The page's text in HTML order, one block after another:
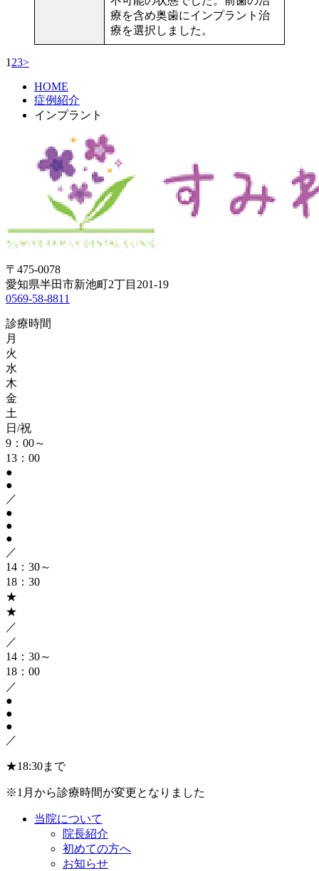
療を含め奥歯にインプラント治
療を選択しました。
1 23>
HOME
症例紹介
インプラント
〒475-0078
愛知県半田市新池町2丁目201-19
0569-58-8811
診療時間
月
火
水
木
金
土
日/祝
9：00～
13：00
●
●
／
●
●
●
／
14：30～
18：30
★
★
／
／
14：30～
18：00
／
●
●
●
／
★18:30まで
※1月から診療時間が変更となりました
当院について
院長紹介
初めての方へ
お知らせ